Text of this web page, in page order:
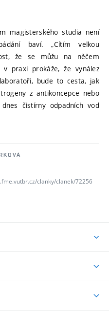
magisterského studia není
baví. „Cítím velkou
že se můžu na něčem
praxi prokáže, že vynález
bude to cesta, jak
z antikoncepce nebo
čistírny odpadních vod
clanky/clanek/72256